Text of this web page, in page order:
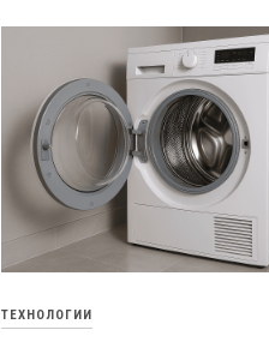
ТЕХНОЛОГИИ